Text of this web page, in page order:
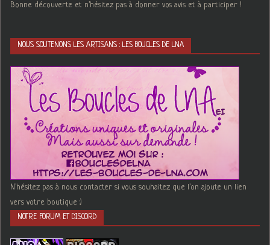
Bonne découverte et n'hésitez pas à donner vos avis et à participer !
NOUS SOUTENONS LES ARTISANS : LES BOUCLES DE LNA
N'hésitez pas à nous contacter si vous souhaitez que l'on ajoute un lien
vers votre boutique :)
NOTRE FORUM ET DISCORD